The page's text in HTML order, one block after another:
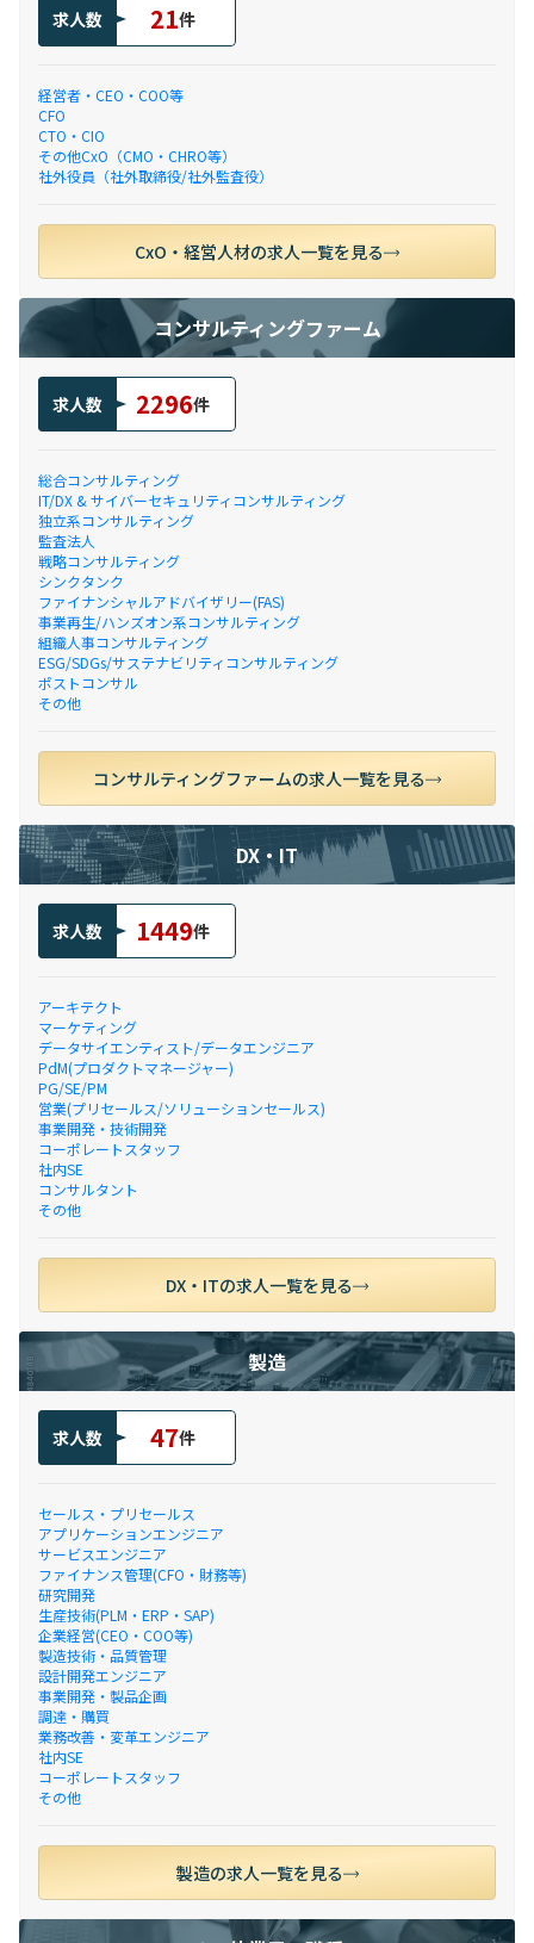
求人数 21件
経営者・CEO・COO等
CFO
CTO・CIO
その他CxO（CMO・CHRO等）
社外役員（社外取締役/社外監査役）
CxO・経営人材の求人一覧を見る
コンサルティングファーム
求人数 2296件
総合コンサルティング
IT/DX & サイバーセキュリティコンサルティング
独立系コンサルティング
監査法人
戦略コンサルティング
シンクタンク
ファイナンシャルアドバイザリー(FAS)
事業再生/ハンズオン系コンサルティング
組織人事コンサルティング
ESG/SDGs/サステナビリティコンサルティング
ポストコンサル
その他
コンサルティングファームの求人一覧を見る
DX・IT
求人数 1449件
アーキテクト
マーケティング
データサイエンティスト/データエンジニア
PdM(プロダクトマネージャー)
PG/SE/PM
営業(プリセールス/ソリューションセールス)
事業開発・技術開発
コーポレートスタッフ
社内SE
コンサルタント
その他
DX・ITの求人一覧を見る
製造
求人数 47件
セールス・プリセールス
アプリケーションエンジニア
サービスエンジニア
ファイナンス管理(CFO・財務等)
研究開発
生産技術(PLM・ERP・SAP)
企業経営(CEO・COO等)
製造技術・品質管理
設計開発エンジニア
事業開発・製品企画
調達・購買
業務改善・変革エンジニア
社内SE
コーポレートスタッフ
その他
製造の求人一覧を見る